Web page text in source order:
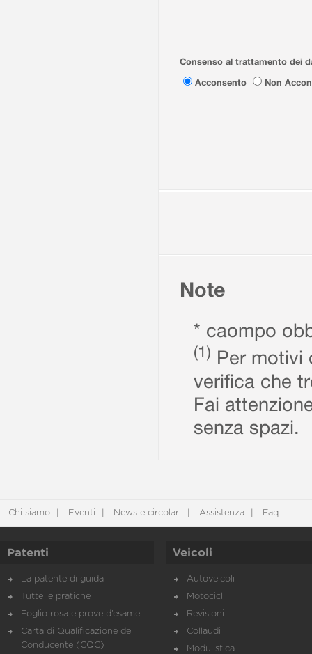
Consenso al trattamento dei
Acconsento
Non
Note
* caompo
(1) Per motivi
verifica che
Fai
senza spazi.
Chi siamo Eventi News e circolari Assistenza Faq
Patenti
La patente di guida
Tutte le pratiche
Foglio rosa e prove d’esame
Carta di Qualificazione del
Conducente (CQC)
Veicoli
Autoveicoli
Motocicli
Revisioni
Collaudi
Modulistica